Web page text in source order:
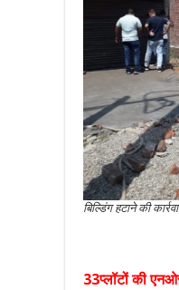
बिल्डिंग हटाने की
33प्लॉटों की